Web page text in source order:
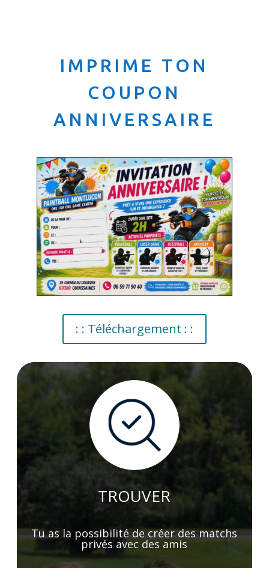
IMPRIME TON
COUPON
ANNIVERSAIRE
: : Téléchargement : :
TROUVER
Tu as la possibilité de créer des matchs
privés avec des amis